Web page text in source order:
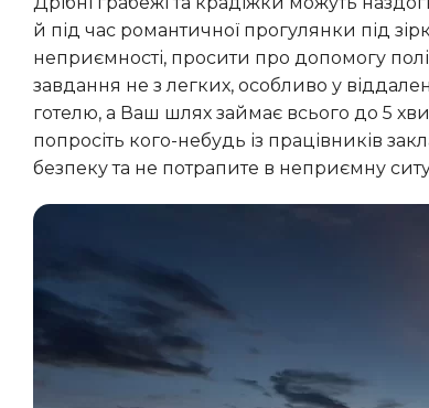
й під час романтичної прогулянки під
неприємності, просити про допомогу
завдання не з легких, особливо у
готелю, а Ваш шлях займає всього до 5
попросіть кого-небудь із працівників
безпеку та не потрапите в неприємну